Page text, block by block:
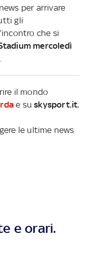
per arrivare
gli
che si
mercoledì
il mondo
e suskysport.it.
le ultime news
e orari.